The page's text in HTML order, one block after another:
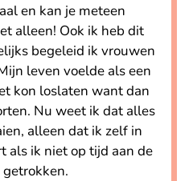
en kan je meteen
alleen! Ook ik heb dit
begeleid ik vrouwen
leven voelde als een
kon loslaten want dan
Nu weet ik dat alles
alleen dat ik zelf in
als ik niet op tijd aan de